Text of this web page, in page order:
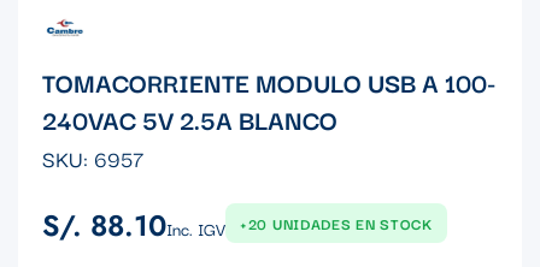
TOMACORRIENTE MODULO USB A 100-
240VAC 5V 2.5A BLANCO
SKU: 6957
Precio
S/. 88.10Inc. IGV +20 UNIDADES EN STOCK